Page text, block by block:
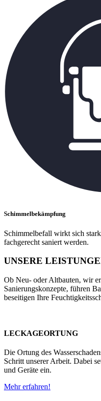
Schimmelbekämpfung
Schimmelbefall wirkt sich
fachgerecht saniert werden.
UNSERE
Ob Neu- oder Altbauten, wir
Sanierungskonzepte, führen
beseitigen Ihre
LECKAGEORTUNG
Die Ortung des
Schritt unserer Arbeit. Dabei
und Geräte ein.
Mehr erfahren!